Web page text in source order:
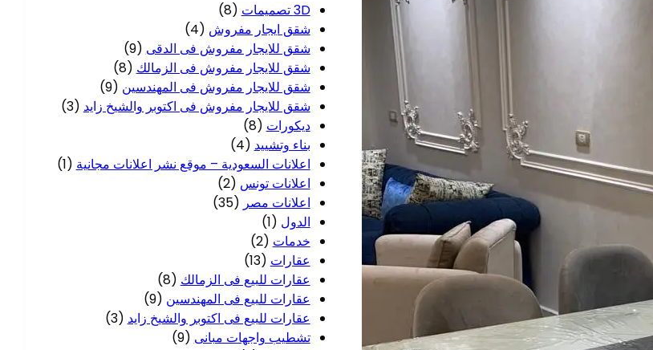
3D تصميمات
(8)
شقق ايجار مفروش (4)
شقق للايجار مفروش فى الدقى (9)
شقق للايجار مفروش فى الزمالك (8)
شقق للايجار مفروش فى المهندسين (9)
شقق للايجار مفروش فى اكتوبر والشيخ زايد (3)
ديكورات (8)
بناء وتشييد (4)
اعلانات السعودية – موقع نشر اعلانات مجانية (1)
اعلانات تونس (2)
اعلانات مصر (35)
الدول (1)
خدمات (2)
عقارات (13)
عقارات للبيع فى الزمالك (8)
عقارات للبيع فى المهندسين (9)
عقارات للبيع فى اكتوبر والشيخ زايد (3)
تشطيب واجهات مبانى (9)